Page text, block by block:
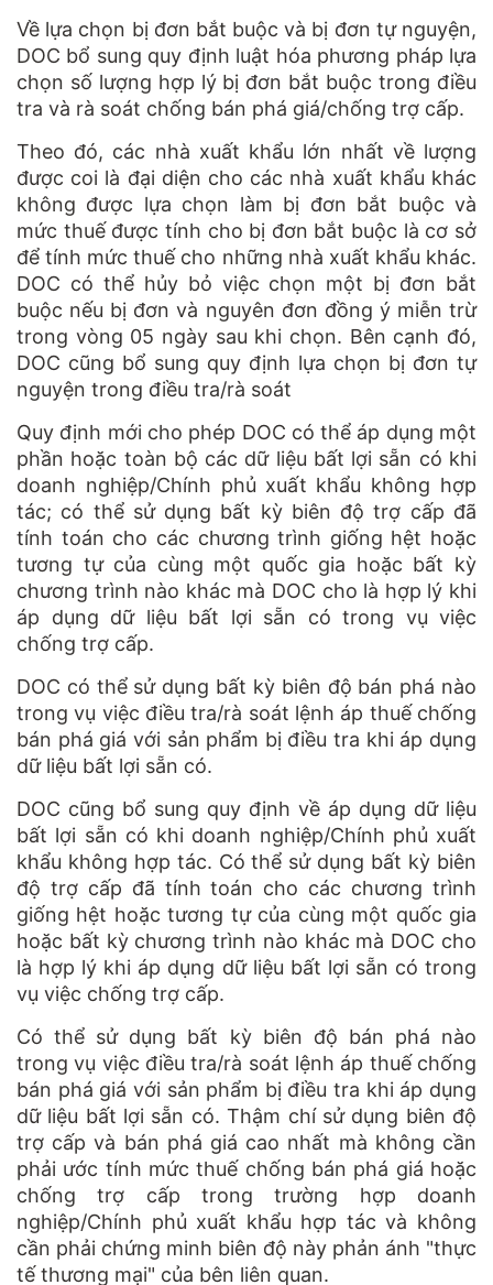
Về lựa chọn bị đơn bắt buộc và bị đơn tự nguyện,
DOC bổ sung quy định luật hóa phương pháp lựa
chọn số lượng hợp lý bị đơn bắt buộc trong điều
tra và rà soát chống bán phá giá/chống trợ cấp.
Theo đó, các nhà xuất khẩu lớn nhất về lượng
được coi là đại diện cho các nhà xuất khẩu khác
không được lựa chọn làm bị đơn bắt buộc và
mức thuế được tính cho bị đơn bắt buộc là cơ sở
để tính mức thuế cho những nhà xuất khẩu khác.
DOC có thể hủy bỏ việc chọn một bị đơn bắt
buộc nếu bị đơn và nguyên đơn đồng ý miễn trừ
trong vòng 05 ngày sau khi chọn. Bên cạnh đó,
DOC cũng bổ sung quy định lựa chọn bị đơn tự
nguyện trong điều tra/rà soát
Quy định mới cho phép DOC có thể áp dụng một
phần hoặc toàn bộ các dữ liệu bất lợi sẵn có khi
doanh nghiệp/Chính phủ xuất khẩu không hợp
tác; có thể sử dụng bất kỳ biên độ trợ cấp đã
tính toán cho các chương trình giống hệt hoặc
tương tự của cùng một quốc gia hoặc bất kỳ
chương trình nào khác mà DOC cho là hợp lý khi
áp dụng dữ liệu bất lợi sẵn có trong vụ việc
chống trợ cấp.
DOC có thể sử dụng bất kỳ biên độ bán phá nào
trong vụ việc điều tra/rà soát lệnh áp thuế chống
bán phá giá với sản phẩm bị điều tra khi áp dụng
dữ liệu bất lợi sẵn có.
DOC cũng bổ sung quy định về áp dụng dữ liệu
bất lợi sẵn có khi doanh nghiệp/Chính phủ xuất
khẩu không hợp tác. Có thể sử dụng bất kỳ biên
độ trợ cấp đã tính toán cho các chương trình
giống hệt hoặc tương tự của cùng một quốc gia
hoặc bất kỳ chương trình nào khác mà DOC cho
là hợp lý khi áp dụng dữ liệu bất lợi sẵn có trong
vụ việc chống trợ cấp.
Có thể sử dụng bất kỳ biên độ bán phá nào
trong vụ việc điều tra/rà soát lệnh áp thuế chống
bán phá giá với sản phẩm bị điều tra khi áp dụng
dữ liệu bất lợi sẵn có. Thậm chí sử dụng biên độ
trợ cấp và bán phá giá cao nhất mà không cần
phải ước tính mức thuế chống bán phá giá hoặc
chống trợ cấp trong trường hợp doanh
nghiệp/Chính phủ xuất khẩu hợp tác và không
cần phải chứng minh biên độ này phản ánh "thực
tế thương mại" của bên liên quan.